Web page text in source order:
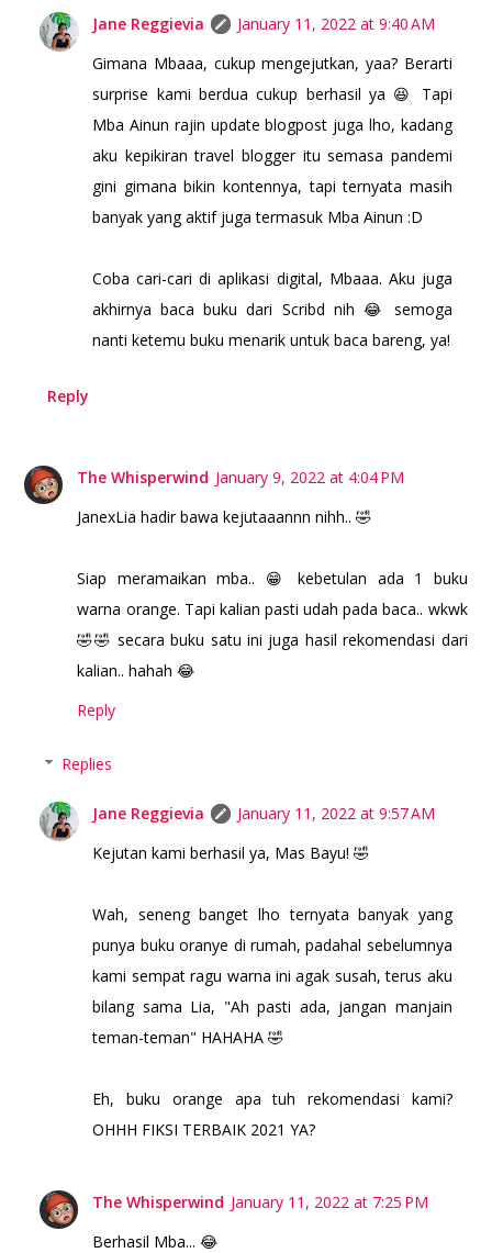
Jane Reggievia
January 11, 2022 at 9:40 AM
Gimana Mbaaa, cukup mengejutkan, yaa? Berarti
surprise kami berdua cukup berhasil ya 😆 Tapi
Mba Ainun rajin update blogpost juga lho, kadang
aku kepikiran travel blogger itu semasa pandemi
gini gimana bikin kontennya, tapi ternyata masih
banyak yang aktif juga termasuk Mba Ainun :D
Coba cari-cari di aplikasi digital, Mbaaa. Aku juga
akhirnya baca buku dari Scribd nih 😂 semoga
nanti ketemu buku menarik untuk baca bareng, ya!
Reply
The Whisperwind January 9, 2022 at 4:04 PM
JanexLia hadir bawa kejutaaannn nihh.. 🤣
Siap meramaikan mba.. 😁 kebetulan ada 1 buku
warna orange. Tapi kalian pasti udah pada baca.. wkwk
🤣🤣 secara buku satu ini juga hasil rekomendasi dari
kalian.. hahah 😂
Reply
Replies
Jane Reggievia
January 11, 2022 at 9:57 AM
Kejutan kami berhasil ya, Mas Bayu! 🤣
Wah, seneng banget lho ternyata banyak yang
punya buku oranye di rumah, padahal sebelumnya
kami sempat ragu warna ini agak susah, terus aku
bilang sama Lia, "Ah pasti ada, jangan manjain
teman-teman" HAHAHA 🤣
Eh, buku orange apa tuh rekomendasi kami?
OHHH FIKSI TERBAIK 2021 YA?
The Whisperwind January 11, 2022 at 7:25 PM
Berhasil Mba... 😂